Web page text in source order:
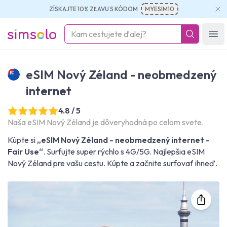
ZÍSKAJTE 10% ZĽAVU S KÓDOM MYESIM10
simsolo
eSIM Nový Zéland - neobmedzený
internet
4.8 / 5
Naša eSIM Nový Zéland je dôveryhodná po celom svete.
Kúpte si „eSIM Nový Zéland - neobmedzený internet -
Fair Use“. Surfujte super rýchlo s 4G/5G. Najlepšia eSIM
Nový Zéland pre vašu cestu. Kúpte a začnite surfovať ihneď.